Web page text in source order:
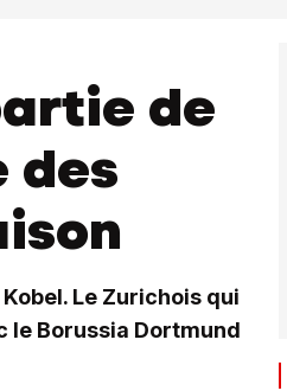
de
des
Le Zurichois qui
le Borussia Dortmund